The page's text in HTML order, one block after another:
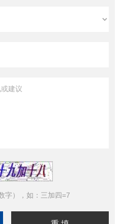
字），如：三加四=7